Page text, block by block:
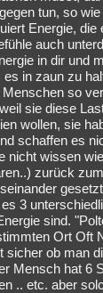
tun, so
Energie,
auch
in dir und
in zaun zu
so
sie diese
wollen, sie
schaffen es
nicht wissen
zurück
3
sind.
Ort Oft
sicher ob man
Mensch hat 6
.. etc. aber